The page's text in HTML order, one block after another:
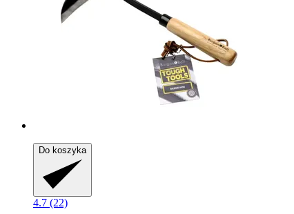
Do koszyka
4.7 (22)